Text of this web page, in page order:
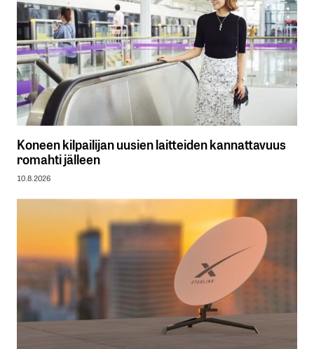
Koneen kilpailijan uusien laitteiden kannattavuus
romahti jälleen
10.8.2026